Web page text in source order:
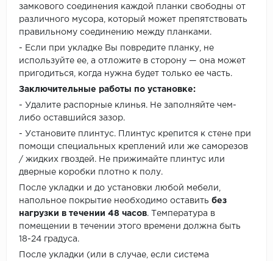
замкового соединения каждой планки свободны от
различного мусора, который может препятствовать
правильному соединению между планками.
- Если при укладке Вы повредите планку, не
используйте ее, а отложите в сторону — она может
пригодиться, когда нужна будет только ее часть.
Заключительные работы по установке:
- Удалите распорные клинья. Не заполняйте чем-
либо оставшийся зазор.
- Установите плинтус. Плинтус крепится к стене при
помощи специальных креплений или же саморезов
/ жидких гвоздей. Не прижимайте плинтус или
дверные коробки плотно к полу.
После укладки и до установки любой мебели,
напольное покрытие необходимо оставить без
нагрузки в течении 48 часов. Температура в
помещении в течении этого времени должна быть
18-24 градуса.
После укладки (или в случае, если система